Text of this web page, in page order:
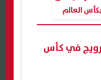
العالم
في كأس